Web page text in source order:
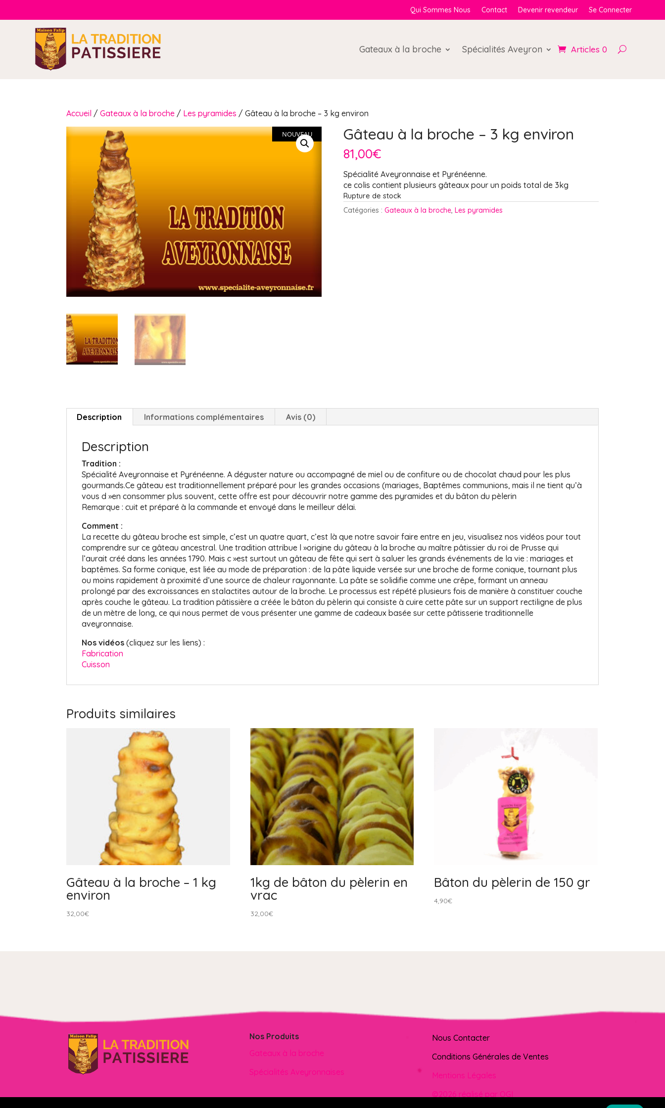
Qui Sommes Nous Contact Devenir revendeur Se Connecter
Gateaux à la broche Spécialités Aveyron Articles 0
Accueil /Gateaux à la broche / Les pyramides / Gâteau à la broche – 3 kg environ
NOUVEAU Gâteau à la broche – 3 kg environ
81,00€
Spécialité Aveyronnaise et Pyrénéenne.
ce colis contient plusieurs gâteaux pour un poids total de 3kg
Rupture de stock
Catégories : Gateaux à la broche, Les pyramides
Description Informations complémentaires Avis (0)
Description
Tradition :
Spécialité Aveyronnaise et Pyrénéenne. A déguster nature ou accompagné de miel ou de confiture ou de chocolat chaud pour les plus
gourmands.Ce gâteau est traditionnellement préparé pour les grandes occasions (mariages, Baptêmes communions, mais il ne tient qu’à
vous d »en consommer plus souvent, cette offre est pour découvrir notre gamme des pyramides et du bâton du pèlerin
Remarque : cuit et préparé à la commande et envoyé dans le meilleur délai.
Comment :
La recette du gâteau broche est simple, c’est un quatre quart, c’est là que notre savoir faire entre en jeu, visualisez nos vidéos pour tout
comprendre sur ce gâteau ancestral. Une tradition attribue l »origine du gâteau à la broche au maître pâtissier du roi de Prusse qui
l’aurait créé dans les années 1790. Mais c »est surtout un gâteau de fête qui sert à saluer les grands événements de la vie : mariages et
baptêmes. Sa forme conique, est liée au mode de préparation : de la pâte liquide versée sur une broche de forme conique, tournant plus
ou moins rapidement à proximité d’une source de chaleur rayonnante. La pâte se solidifie comme une crêpe, formant un anneau
prolongé par des excroissances en stalactites autour de la broche. Le processus est répété plusieurs fois de manière à constituer couche
après couche le gâteau. La tradition pâtissière a créée le bâton du pèlerin qui consiste à cuire cette pâte sur un support rectiligne de plus
de un mètre de long, ce qui nous permet de vous présenter une gamme de cadeaux basée sur cette pâtisserie traditionnelle
aveyronnaise.
Nos vidéos (cliquez sur les liens) :
Fabrication
Cuisson
Produits similaires
Gâteau à la broche – 1 kg
environ
32,00€
1kg de bâton du pèlerin en
vrac
32,00€
Bâton du pèlerin de 150 gr
4,90€
Nos Produits
Gateaux à la broche
Spécialités Aveyronnaises
Nous Contacter
Conditions Générales de Ventes
Mentions Légales
©2026 réalisé par OGI